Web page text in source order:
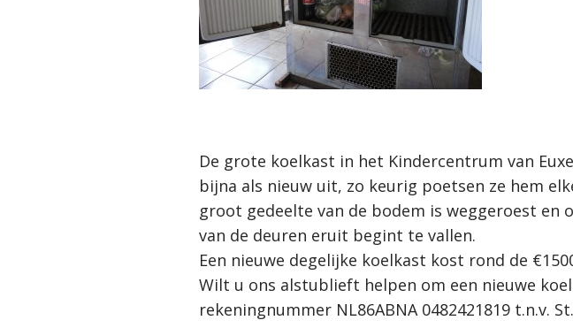
De grote koelkast in het Kindercentrum van
bijna als nieuw uit, zo keurig poetsen ze hem
groot gedeelte van de bodem is weggeroest
van de deuren eruit begint te vallen.
Een nieuwe degelijke koelkast kost rond de
Wilt u ons alstublieft helpen om een nieuwe
rekeningnummer NL86ABNA 0482421819 t.n.v.